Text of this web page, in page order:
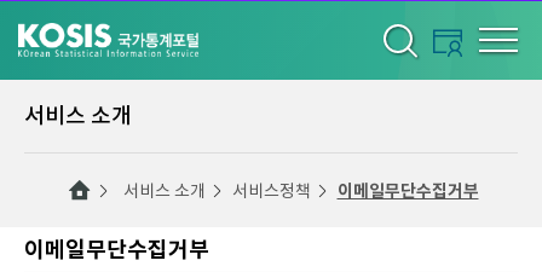
서비스 소개
서비스 소개 서비스정책 이메일무단수집거부
이메일무단수집거부